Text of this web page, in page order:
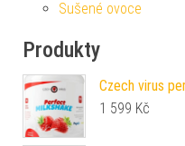
Sušené ovoce
Produkty
Czech virus
1 599 Kč